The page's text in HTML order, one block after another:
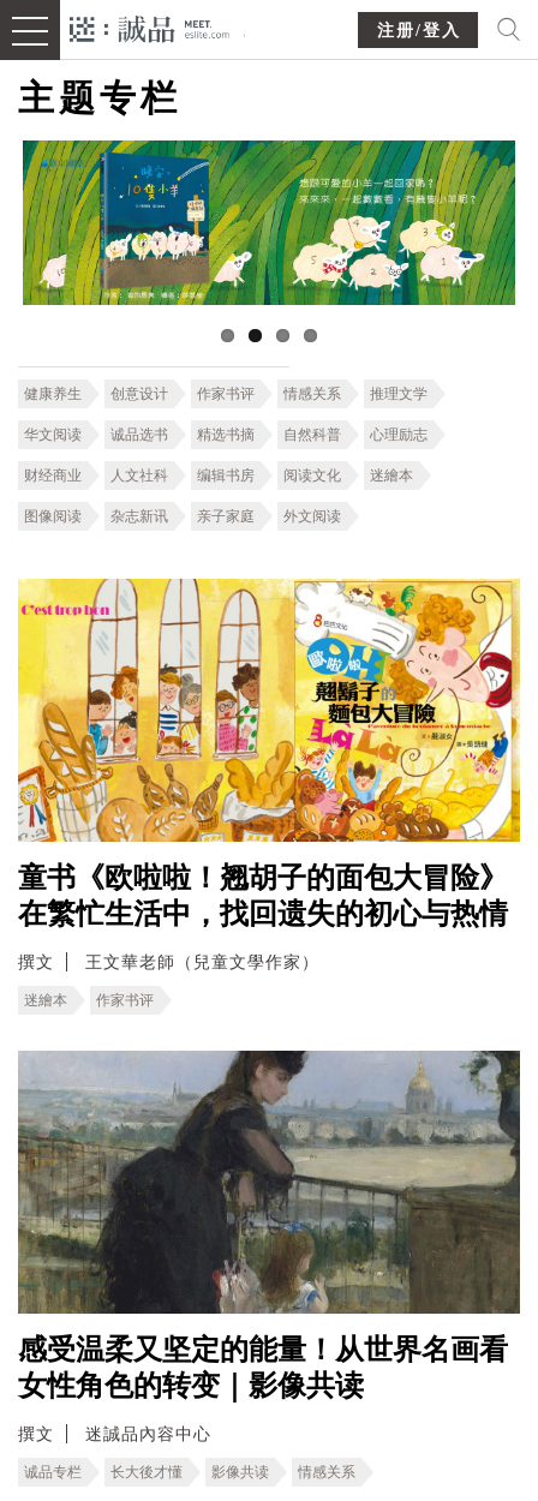
注册/登入
主题专栏
健康养生 创意设计 作家书评 情感关系 推理文学
华文阅读 诚品选书 精选书摘 自然科普 心理励志
财经商业 人文社科 编辑书房 阅读文化 迷繪本
图像阅读 杂志新讯 亲子家庭 外文阅读
童书《欧啦啦！翘胡子的面包大冒险》
在繁忙生活中，找回遗失的初心与热情
撰文 王文華老師（兒童文學作家）
迷繪本 作家书评
感受温柔又坚定的能量！从世界名画看
女性角色的转变｜影像共读
撰文 迷誠品內容中心
诚品专栏 长大後才懂 影像共读 情感关系